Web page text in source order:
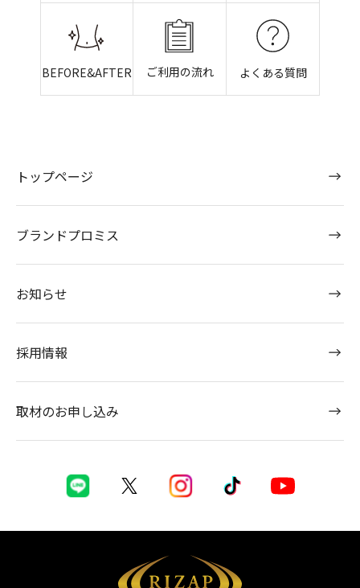
BEFORE&AFTER ご利用の流れ よくある質問
トップページ
ブランドプロミス
お知らせ
採用情報
取材のお申し込み